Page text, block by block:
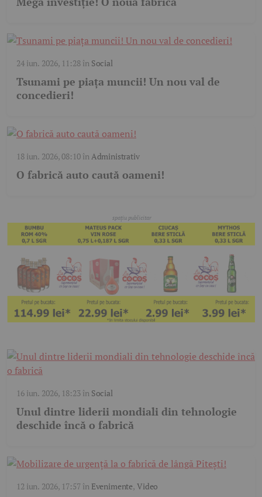
24 iun. 2026, 11:28în Social
Tsunami pe piața muncii! Un nou val de
concedieri!
18 iun. 2026, 08:10înAdministrativ
O fabrică auto caută oameni!
16 iun. 2026, 18:23în Social
Unul dintre liderii mondiali din tehnologie
deschide încă o fabrică
12 iun. 2026, 17:57în Evenimente,Video